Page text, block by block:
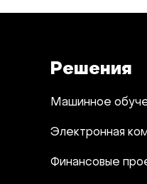
Решения
Машинное
Электронная
Финансовые